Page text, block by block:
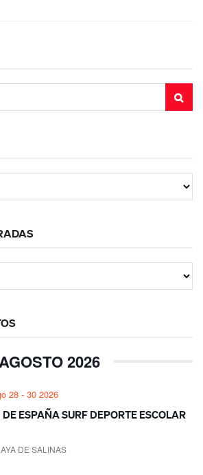
2026
28 - 30 2026
DE ESPAÑA SURF DEPORTE ESCOLAR
DE SALINAS